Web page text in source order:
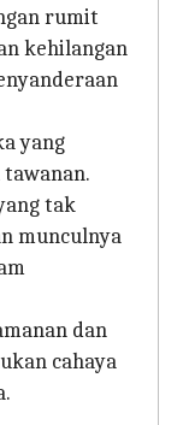
rumit
kehilangan
yang
tak
munculnya
dan
cahaya